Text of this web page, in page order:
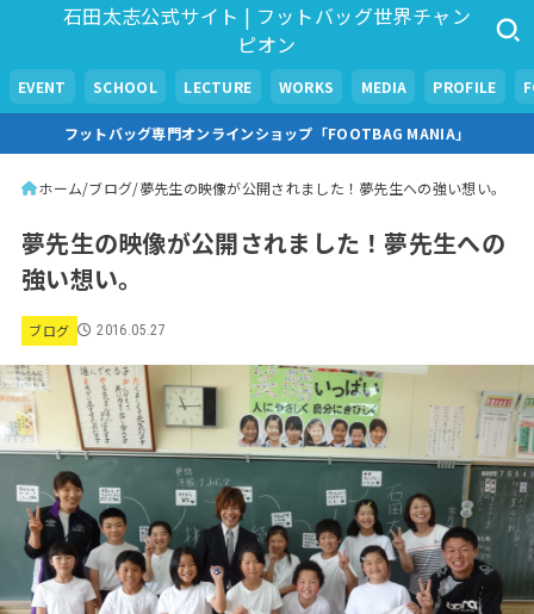
石田太志公式サイト | フットバッグ世界チャン
ピオン
EVENT SCHOOL LECTURE WORKS MEDIA PROFILE
フットバッグ専門オンラインショップ「FOOTBAG MANIA」
ホーム ブログ 夢先生の映像が公開されました！夢先生への強い想い。
夢先生の映像が公開されました！夢先生への
強い想い。
ブログ 2016.05.27